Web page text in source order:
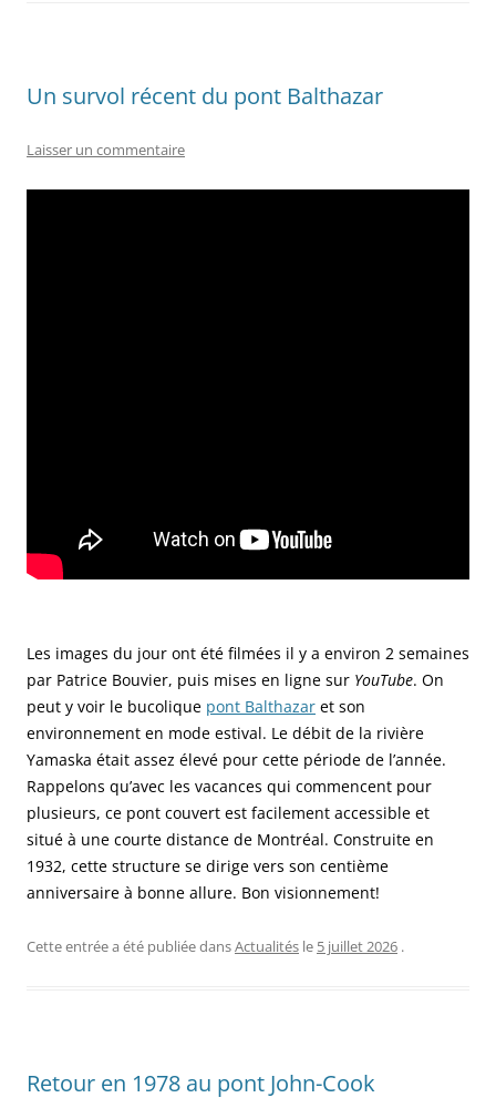
Un survol récent du pont Balthazar
Laisser un commentaire
Les images du jour ont été filmées il y a environ 2 semaines
par Patrice Bouvier, puis mises en ligne sur YouTube. On
peut y voir le bucolique pont Balthazar et son
environnement en mode estival. Le débit de la rivière
Yamaska était assez élevé pour cette période de l’année.
Rappelons qu’avec les vacances qui commencent pour
plusieurs, ce pont couvert est facilement accessible et
situé à une courte distance de Montréal. Construite en
1932, cette structure se dirige vers son centième
anniversaire à bonne allure. Bon visionnement!
Cette entrée a été publiée dansActualités le 5 juillet 2026 .
Retour en 1978 au pont John-Cook